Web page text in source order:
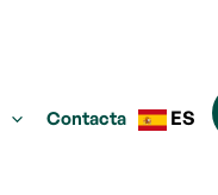
Contacta ES